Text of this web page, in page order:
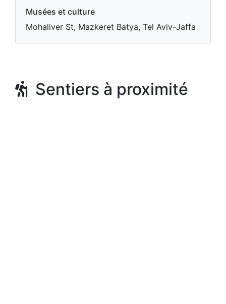
Musées et culture
Mohaliver St, Mazkeret Batya, Tel Aviv-Jaffa
Sentiers à proximité